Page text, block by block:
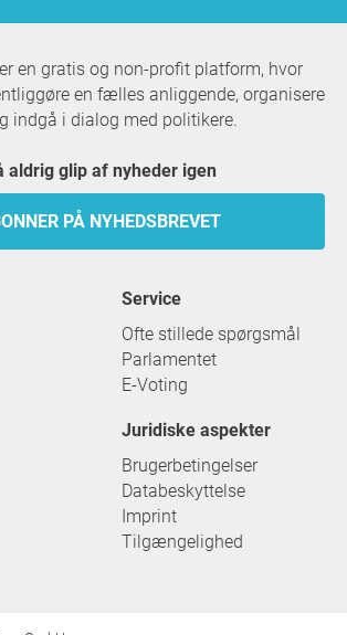
en gratis og non-profit platform, hvor
en fælles anliggende, organisere
indgå i dialog med politikere.
aldrig glip af nyheder igen
PÅ NYHEDSBREVET
service
Ofte stillede spørgsmål
Parlamentet
E-Voting
Juridiske aspekter
Brugerbetingelser
Databeskyttelse
Imprint
Tilgængelighed